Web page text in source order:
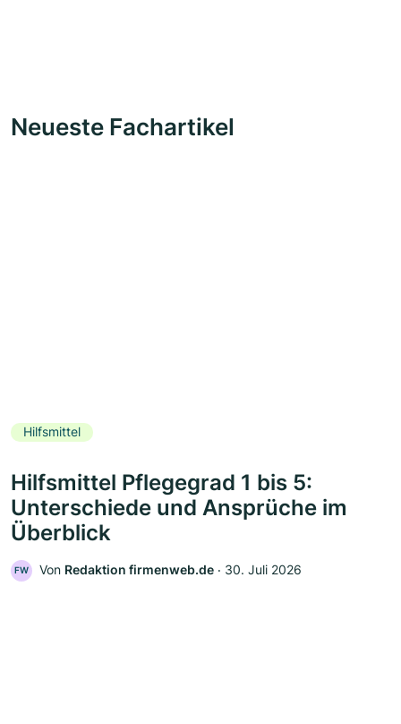
Neueste Fachartikel
Hilfsmittel
Hilfsmittel Pflegegrad 1 bis 5:
Unterschiede und Ansprüche im
Überblick
FW Von Redaktion firmenweb.de ‧ 30. Juli 2026